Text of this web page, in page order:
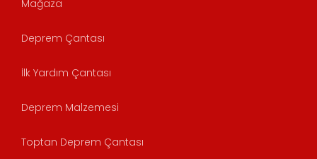
Mağaza
Deprem Çantası
İlk Yardım Çantası
Deprem Malzemesi
Toptan Deprem Çantası